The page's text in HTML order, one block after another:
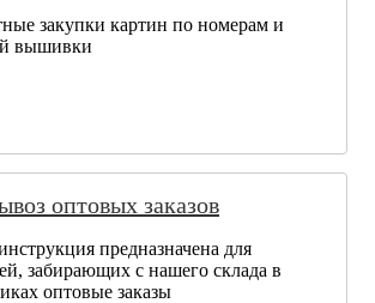
закупки картин по номерам и
вышивки
оптовых заказов
предназначена для
забирающих с нашего склада в
оптовые заказы